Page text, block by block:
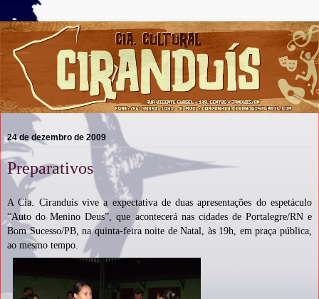
24 de dezembro de 2009
Preparativos
ACia. Ciranduís vive a expectativa de duas apresentações do espetáculo
“Auto do Menino Deus”, que acontecerá nas cidades de Portalegre/RN e
Bom Sucesso/PB, na quinta-feira noite de Natal, às 19h, em praça pública,
ao mesmo tempo.